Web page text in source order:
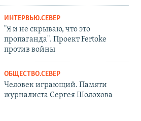
ИНТЕРВЬЮ.СЕВЕР
"Я и не скрываю, что это
пропаганда". Проект Fertoke
против войны
ОБЩЕСТВО.СЕВЕР
Человек играющий. Памяти
журналиста Сергея Шолохова